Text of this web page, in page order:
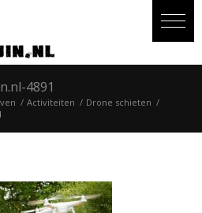
4891
/ Activiteiten / Drone schieten /